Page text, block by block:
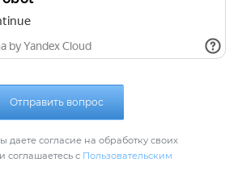
Отправить вопрос
согласие на обработку своих
соглашаетесь с Пользовательским